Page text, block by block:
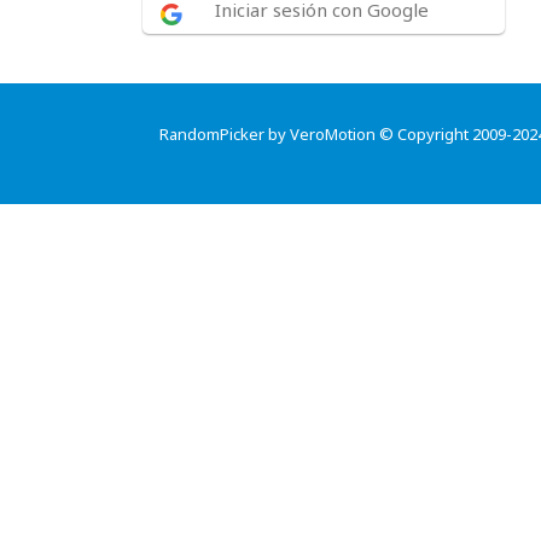
Iniciar sesión con Google
RandomPicker by VeroMotion © Copyright 2009-